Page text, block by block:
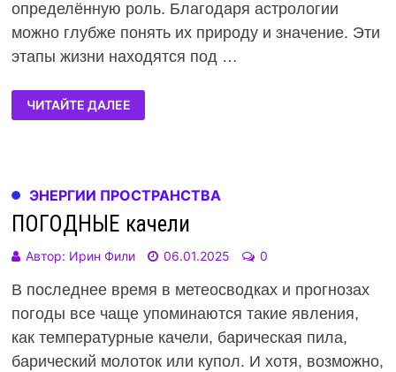
определённую роль. Благодаря астрологии
можно глубже понять их природу и значение. Эти
этапы жизни находятся под …
ЧИТАЙТЕ ДАЛЕЕ
ЭНЕРГИИ ПРОСТРАНСТВА
ПОГОДНЫЕ качели
Автор: Ирин Фили 06.01.2025 0
В последнее время в метеосводках и прогнозах
погоды все чаще упоминаются такие явления,
как температурные качели, барическая пила,
барический молоток или купол. И хотя, возможно,